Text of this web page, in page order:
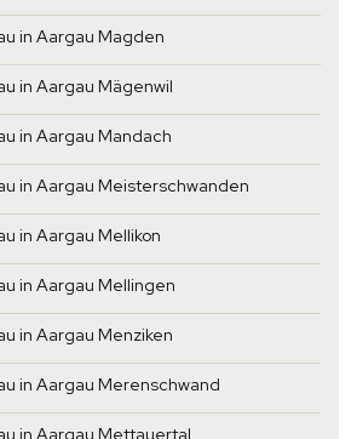
in Aargau Magden
in Aargau Mägenwil
in Aargau Mandach
in Aargau Meisterschwanden
in Aargau Mellikon
in Aargau Mellingen
in Aargau Menziken
in Aargau Merenschwand
in Aargau Mettauertal